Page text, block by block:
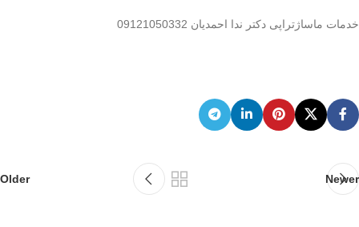
خدمات ماساژتراپی دکتر ندا احمدیان 09121050332
Newer
Older